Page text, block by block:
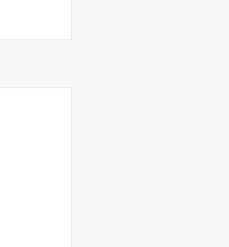
XVI: herinneringen aan leven,